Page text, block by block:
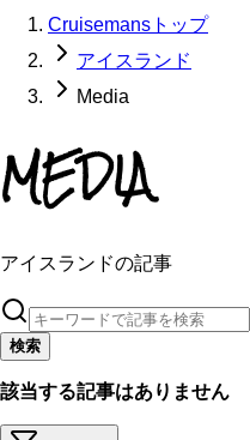
Cruisemansトップ
アイスランド
Media
MEDIA
アイスランドの記事
検索
該当する記事はありません